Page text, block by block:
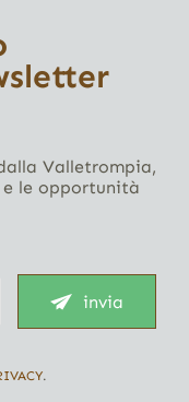
Valletrompia,
le opportunità
invia
.